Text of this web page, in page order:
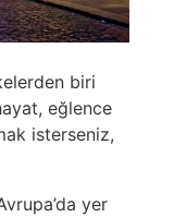
biri
eğlence
isterseniz,
yer